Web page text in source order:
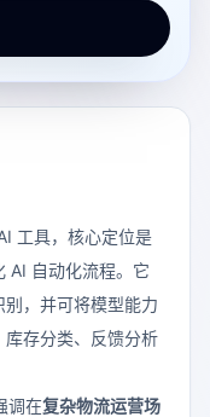
工具，核心定位是
AI 自动化流程。它
，并可将模型能力
存分类、反馈分析
调在复杂物流运营场